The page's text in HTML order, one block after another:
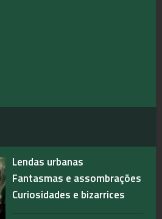
Lendas urbanas
Fantasmas e assombrações
Curiosidades e bizarrices